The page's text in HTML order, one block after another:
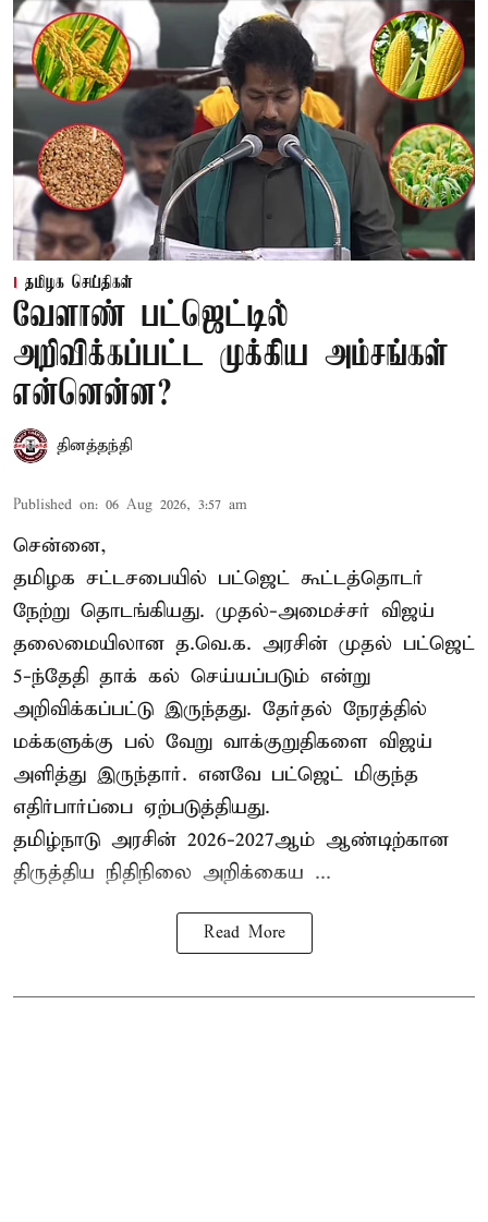
தமிழக செய்திகள்
வேளாண் பட்ஜெட்டில்
அறிவிக்கப்பட்ட முக்கிய அம்சங்கள்
என்னென்ன?
தினத்தந்தி
Published on: 06 Aug 2026, 3:57 am
சென்னை,
தமிழக சட்டசபையில் பட்ஜெட் கூட்டத்தொடர்
நேற்று தொடங்கியது. முதல்-அமைச்சர் விஜய்
தலைமையிலான த.வெ.க. அரசின் முதல் பட்ஜெட்
5-ந்தேதி தாக் கல் செய்யப்படும் என்று
அறிவிக்கப்பட்டு இருந்தது. தேர்தல் நேரத்தில்
மக்களுக்கு பல் வேறு வாக்குறுதிகளை விஜய்
அளித்து இருந்தார். எனவே பட்ஜெட் மிகுந்த
எதிர்பார்ப்பை ஏற்படுத்தியது.
தமிழ்நாடு அரசின் 2026-2027ஆம் ஆண்டிற்கான
திருத்திய நிதிநிலை அறிக்கைய ...
Read More